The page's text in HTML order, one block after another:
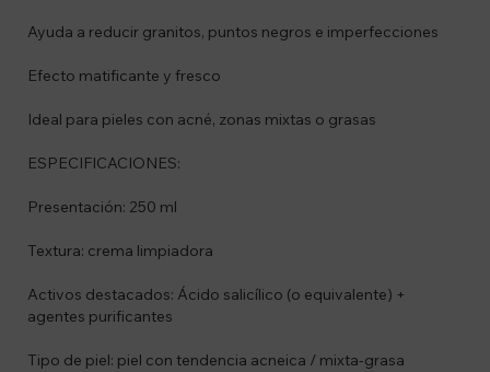
Ayuda a reducir granitos, puntos negros e imperfecciones
Efecto matificante y fresco
Ideal para pieles con acné, zonas mixtas o grasas
ESPECIFICACIONES:
Presentación: 250 ml
Textura: crema limpiadora
Activos destacados: Ácido salicílico (o equivalente) +
agentes purificantes
Tipo de piel: piel con tendencia acneica / mixta-grasa